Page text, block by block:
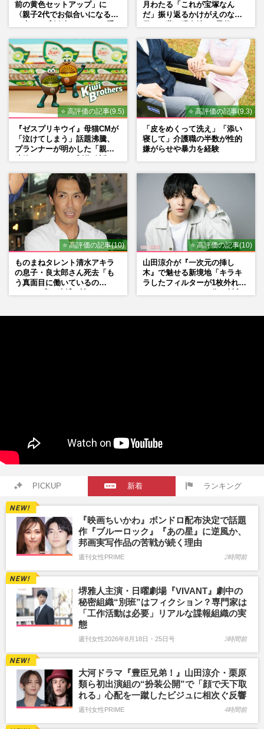
前の黄色セットアップ」に
〈親子2代でお似合いになる〉
月わたる「これが宝塚なん
だ」振り返るかけがえのない
⭐ 高評価の記事(9.5)
『ゼスプリキウイ』母猫CMが
「泣けてしまう」話題沸騰、
プランナーが明かした「親に
⭐ 高評価の記事(9.3)
「皮をめくって洗え」「添い
寝して」介護職の半数が性的
嫌がらせや暴力を経験
⭐ 高評価の記事(10)
ものまねタレント清水アキラ
の息子・良太郎さん死去「も
う真面目に働いているの
⭐ 高評価の記事(10)
山田涼介が『一次元の挿し
木』で魅せる新境地「キラキ
ラしたフィルターが1枚外れて
PICKUP 新着 ランキング
『映画ちいかわ』ボンドロ配布決定で話題
作『ブルーロック』『あの星』に逆風か、
邦画実写作品の苦戦が続く理由
週刊女性PRIME 2時間前
堺雅人主演・日曜劇場『VIVANT』劇中の
秘密組織“別班”はフィクション？専門家は
「工作活動は必要」リアルな諜報組織の実
態
週刊女性2026年8月18日・25日号 3時間前
大河ドラマ『豊臣兄弟！』山田涼介・栗原
類ら初出演組の“扮装公開”で「顔で天下取
れる」心配を一蹴したビジュに相次ぐ反響
週刊女性PRIME 4時間前